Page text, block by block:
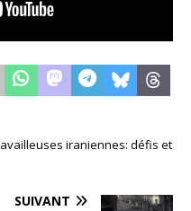
iraniennes: défis et
SUIVANT